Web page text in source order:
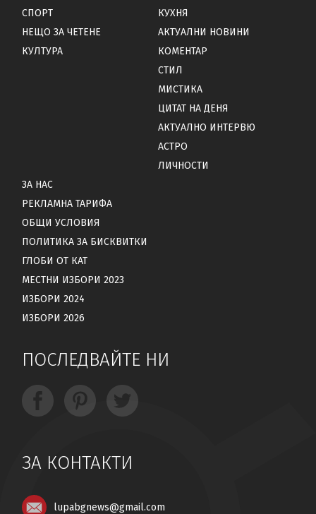
СПОРТ
НЕЩО ЗА ЧЕТЕНЕ
КУЛТУРА
КУХНЯ
АКТУАЛНИ НОВИНИ
КОМЕНТАР
СТИЛ
МИСТИКА
ЦИТАТ НА ДЕНЯ
АКТУАЛНО ИНТЕРВЮ
АСТРО
ЛИЧНОСТИ
ЗА НАС
РЕКЛАМНА ТАРИФА
ОБЩИ УСЛОВИЯ
ПОЛИТИКА ЗА БИСКВИТКИ
ГЛОБИ ОТ КАТ
МЕСТНИ ИЗБОРИ 2023
ИЗБОРИ 2024
ИЗБОРИ 2026
ПОСЛЕДВАЙТЕ НИ
ЗА КОНТАКТИ
lupabgnews@gmail.com